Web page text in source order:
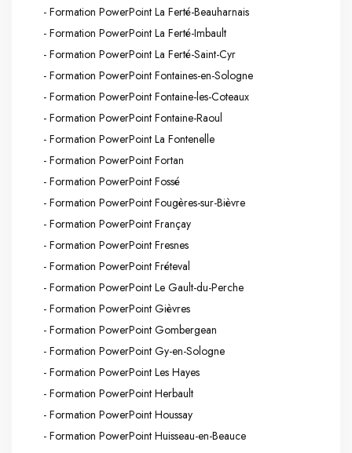
- Formation PowerPoint La Ferté-Beauharnais
- Formation PowerPoint La Ferté-Imbault
- Formation PowerPoint La Ferté-Saint-Cyr
- Formation PowerPoint Fontaines-en-Sologne
- Formation PowerPoint Fontaine-les-Coteaux
- Formation PowerPoint Fontaine-Raoul
- Formation PowerPoint La Fontenelle
- Formation PowerPoint Fortan
- Formation PowerPoint Fossé
- Formation PowerPoint Fougères-sur-Bièvre
- Formation PowerPoint Françay
- Formation PowerPoint Fresnes
- Formation PowerPoint Fréteval
- Formation PowerPoint Le Gault-du-Perche
- Formation PowerPoint Gièvres
- Formation PowerPoint Gombergean
- Formation PowerPoint Gy-en-Sologne
- Formation PowerPoint Les Hayes
- Formation PowerPoint Herbault
- Formation PowerPoint Houssay
- Formation PowerPoint Huisseau-en-Beauce